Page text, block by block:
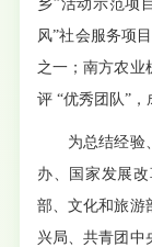
乡”活动示范项
风”社会服务项
之一；南方农业
评 “优秀团队”，
为总结经验、
办、国家发展
部、文化和旅游
兴局、共青团中